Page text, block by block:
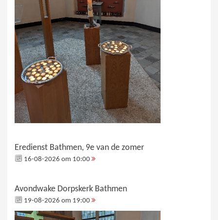
Eredienst Bathmen, 9e van de zomer
16-08-2026 om 10:00
Avondwake Dorpskerk Bathmen
19-08-2026 om 19:00